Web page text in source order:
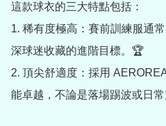
這款球衣的三大特點包括：
1. 稀有度極高：賽前訓練服通
深球迷收藏的進階目標。🏆
2. 頂尖舒適度：採用
能卓越，不論是落場踢波或日